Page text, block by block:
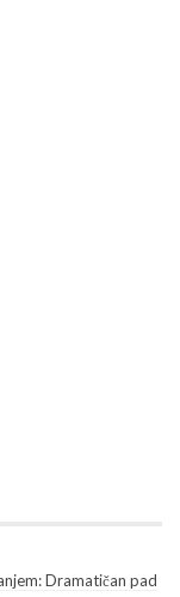
Dramatičan pad